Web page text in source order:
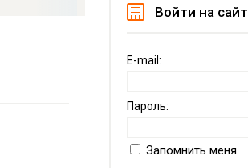
Войти на сайт
E-mail:
Пароль:
Запомнить меня